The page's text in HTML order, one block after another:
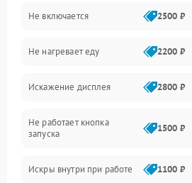
Механика и внутренние элементы
Механические повреждения
Питание и запуск
Нагрев и приготовление
Программное обеспечение
Не включается 2500 ₽
Не нагревает еду 2200 ₽
Искажение дисплея 2800 ₽
Не работает кнопка
запуска
1500 ₽
Искры внутри при работе 1100 ₽